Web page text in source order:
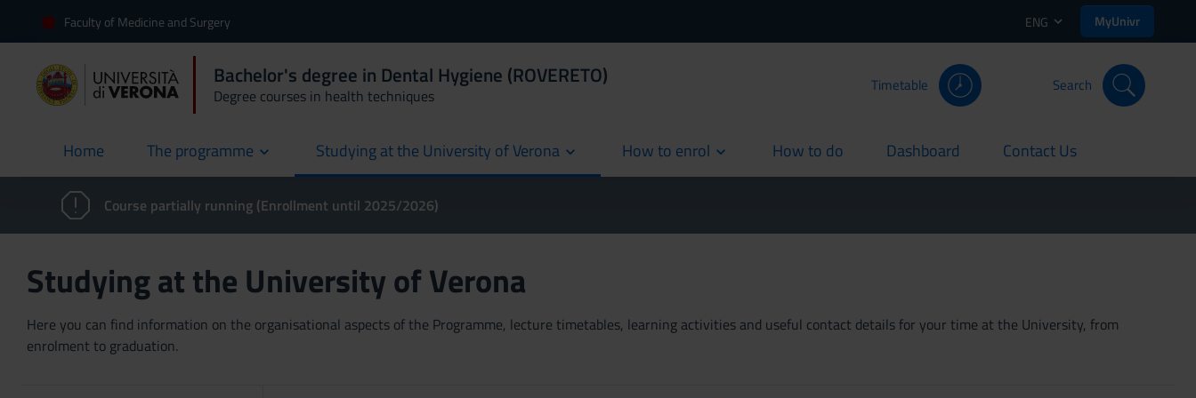
Faculty of Medicine and Surgery ENG MyUnivr
Bachelor's degree in Dental Hygiene (ROVERETO)
Degree courses in health techniques
Timetable Search
Home
current The programme Studying at the University of Verona How to enrol How to do
current Dashboard
current Contact Us
current
Course partially running (Enrollment until 2025/2026)
Studying at the University of Verona
Here you can find information on the organisational aspects of the Programme, lecture timetables, learning activities and useful contact details for your time at the University, from
enrolment to graduation.